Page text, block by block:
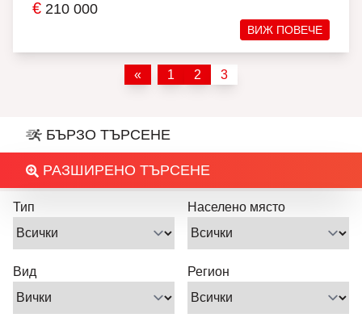
€ 210 000
ВИЖ ПОВЕЧЕ
« 1 2 3
БЪРЗО ТЪРСЕНЕ
РАЗШИРЕНО ТЪРСЕНЕ
Тип Населено място
Вид Регион